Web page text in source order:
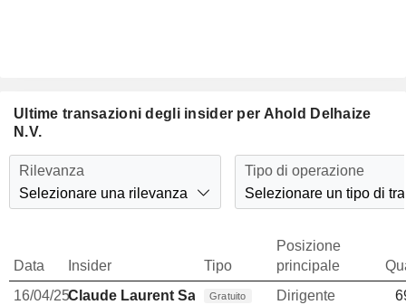
Ultime transazioni degli insider per Ahold Delhaize
N.V.
Rilevanza
Selezionare una rilevanza
Tipo di operazione
Selezionare un tipo di
Data Insider Tipo
Posizione
principale
16/04/25Claude Laurent Sarrailh
Gratuito Dirigente